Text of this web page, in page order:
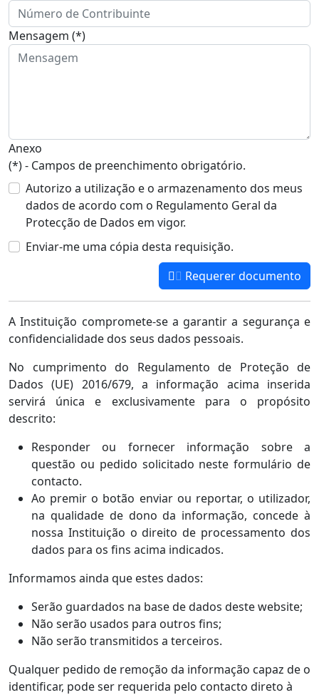
Mensagem (*)
Anexo
(*) - Campos de preenchimento obrigatório.
Autorizo a utilização e o armazenamento dos meus
dados de acordo com o Regulamento Geral da
Protecção de Dados em vigor.
Enviar-me uma cópia desta requisição.
Requerer documento
A Instituição compromete-se a garantir a segurança e
confidencialidade dos seus dados pessoais.
No cumprimento do Regulamento de Proteção de
Dados (UE) 2016/679, a informação acima inserida
servirá única e exclusivamente para o propósito
descrito:
Responder ou fornecer informação sobre a
questão ou pedido solicitado neste formulário de
contacto.
Ao premir o botão enviar ou reportar, o utilizador,
na qualidade de dono da informação, concede à
nossa Instituição o direito de processamento dos
dados para os fins acima indicados.
Informamos ainda que estes dados:
Serão guardados na base de dados deste website;
Não serão usados para outros fins;
Não serão transmitidos a terceiros.
Qualquer pedido de remoção da informação capaz de o
identificar, pode ser requerida pelo contacto direto à